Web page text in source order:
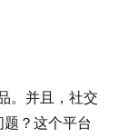
。并且，社交
？这个平台